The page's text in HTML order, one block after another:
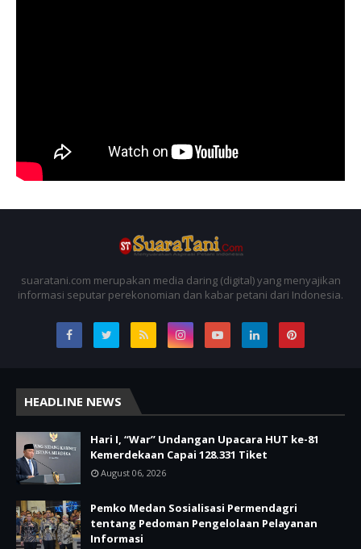
suaratani.com merupakan media daring (digital) yang menyajikan
informasi seputar perekonomian dan kabar petani dari Indonesia.
HEADLINE NEWS
Hari I, “War” Undangan Upacara HUT ke-81
Kemerdekaan Capai 128.331 Tiket
August 06, 2026
Pemko Medan Sosialisasi Permendagri
tentang Pedoman Pengelolaan Pelayanan
Informasi